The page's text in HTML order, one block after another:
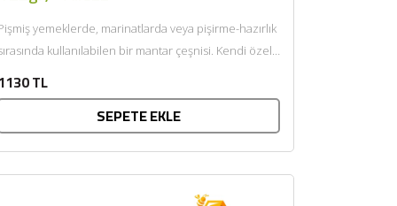
yemeklerde, marinatlarda veya pişirme-hazırlık
kullanılabilen bir mantar çeşnisi. Kendi özel
kurutulup...
1130 TL
SEPETE EKLE
×